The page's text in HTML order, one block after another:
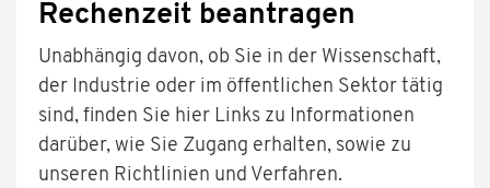
Rechenzeit beantragen
Unabhängig davon, ob Sie in der Wissenschaft,
der Industrie oder im öffentlichen Sektor tätig
sind, finden Sie hier Links zu Informationen
darüber, wie Sie Zugang erhalten, sowie zu
unseren Richtlinien und Verfahren.